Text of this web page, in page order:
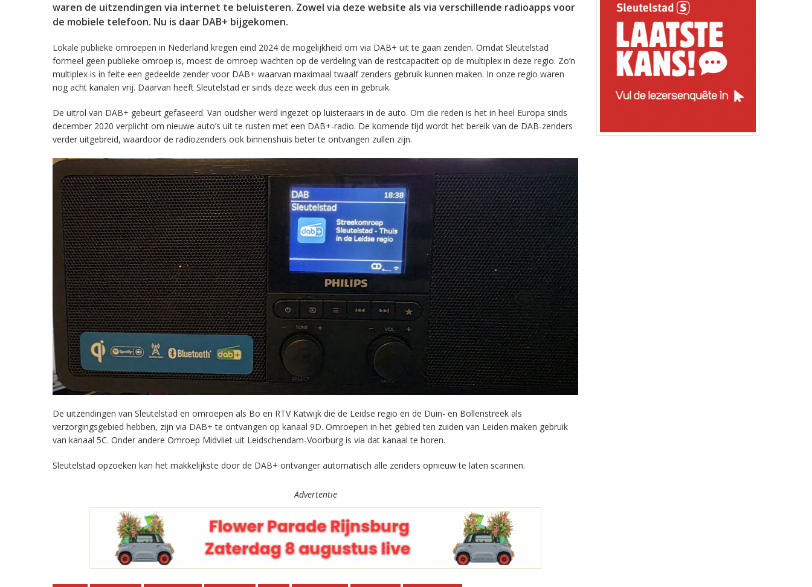
waren de uitzendingen via internet te beluisteren. Zowel via deze website als via verschillende radioapps voor
de mobiele telefoon. Nu is daar DAB+ bijgekomen.
Lokale publieke omroepen in Nederland kregen eind 2024 de mogelijkheid om via DAB+ uit te gaan zenden. Omdat Sleutelstad
formeel geen publieke omroep is, moest de omroep wachten op de verdeling van de restcapaciteit op de multiplex in deze regio. Zo’n
multiplex is in feite een gedeelde zender voor DAB+ waarvan maximaal twaalf zenders gebruik kunnen maken. In onze regio waren
nog acht kanalen vrij. Daarvan heeft Sleutelstad er sinds deze week dus een in gebruik.
De uitrol van DAB+ gebeurt gefaseerd. Van oudsher werd ingezet op luisteraars in de auto. Om die reden is het in heel Europa sinds
december 2020 verplicht om nieuwe auto’s uit te rusten met een DAB+-radio. De komende tijd wordt het bereik van de DAB-zenders
verder uitgebreid, waardoor de radiozenders ook binnenshuis beter te ontvangen zullen zijn.
De uitzendingen van Sleutelstad en omroepen als Bo en RTV Katwijk die de Leidse regio en de Duin- en Bollenstreek als
verzorgingsgebied hebben, zijn via DAB+ te ontvangen op kanaal 9D. Omroepen in het gebied ten zuiden van Leiden maken gebruik
van kanaal 5C. Onder andere Omroep Midvliet uit Leidschendam-Voorburg is via dat kanaal te horen.
Sleutelstad opzoeken kan het makkelijkste door de DAB+ ontvanger automatisch alle zenders opnieuw te laten scannen.
Advertentie